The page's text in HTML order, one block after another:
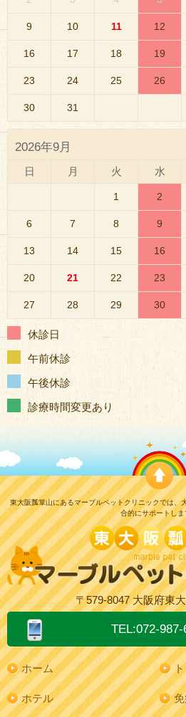
9 10 11 12
16 17 18 19
23 24 25 26
30 31
2026年9月
日 月 火 水
1 2
6 7 8 9
13 14 15 16
20 21 22 23
27 28 29 30
休診日
午前休診
午後休診
診療時間変更あり
東大阪瓢箪山にあるマーブルペットクリニックでは、
合的にサポートしま
〒579-8047 大阪府東
TEL:072-987-
ホーム
ホテル